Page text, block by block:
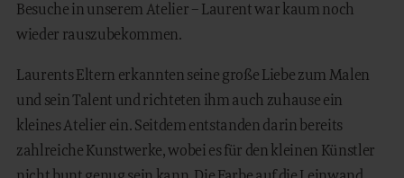
Besuche in unserem Atelier – Laurent war kaum noch
wieder rauszubekommen.
Laurents Eltern erkannten seine große Liebe zum Malen
und sein Talent und richteten ihm auch zuhause ein
kleines Atelier ein. Seitdem entstanden darin bereits
zahlreiche Kunstwerke, wobei es für den kleinen Künstler